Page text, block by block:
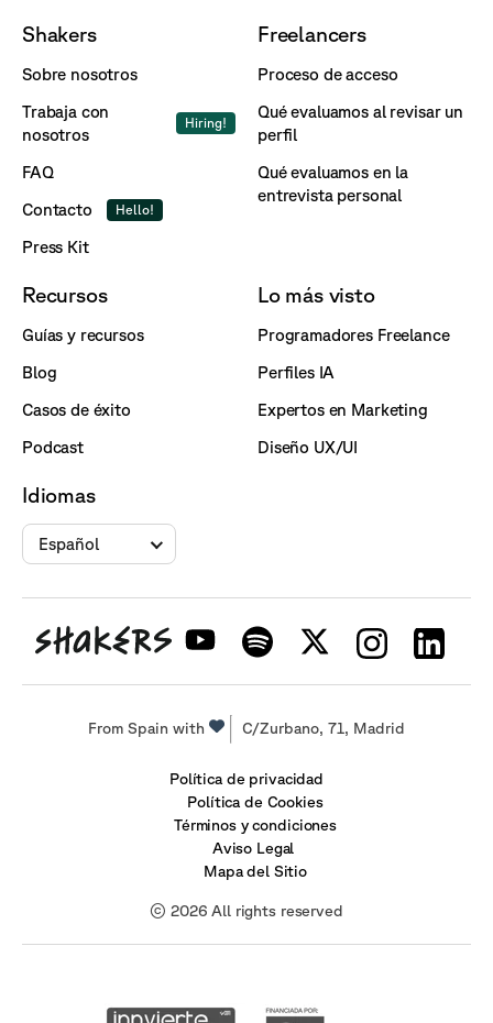
Shakers
Sobre nosotros
Trabaja con
nosotros
Hiring!
FAQ
Contacto
Hello!
Press Kit
Freelancers
Proceso de acceso
Qué evaluamos al revisar un
perfil
Qué evaluamos en la
entrevista personal
Recursos
Guías y recursos
Blog
Casos de éxito
Podcast
Lo más visto
Programadores Freelance
Perfiles IA
Expertos en Marketing
Diseño UX/UI
Idiomas
Español
From Spain with C/Zurbano, 71, Madrid
Política de privacidad
Política de Cookies
Términos y condiciones
Aviso Legal
Mapa del Sitio
© 2026 All rights reserved